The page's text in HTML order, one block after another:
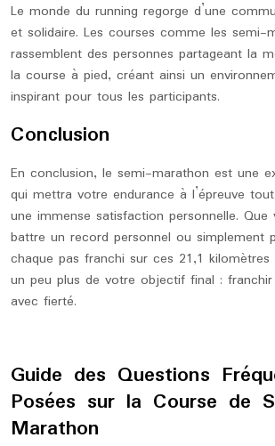
Le monde du running regorge d’une
et solidaire. Les courses comme les semi-
rassemblent des personnes partageant la
la course à pied, créant ainsi un
inspirant pour tous les participants.
Conclusion
En conclusion, le semi-marathon est une
qui mettra votre endurance à l’épreuve
une immense satisfaction personnelle.
battre un record personnel ou simplement
chaque pas franchi sur ces 21,1 kilomètres
un peu plus de votre objectif final : franchir
avec fierté.
Guide des Questions
Posées sur la Course de
Marathon